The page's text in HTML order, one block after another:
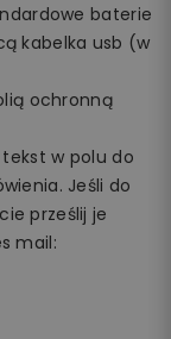
baterie
kabelka usb (w
ochronną
w polu do
Jeśli do
prześlij je
mail: